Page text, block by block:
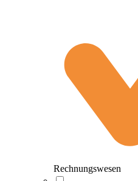
Rechnungswesen